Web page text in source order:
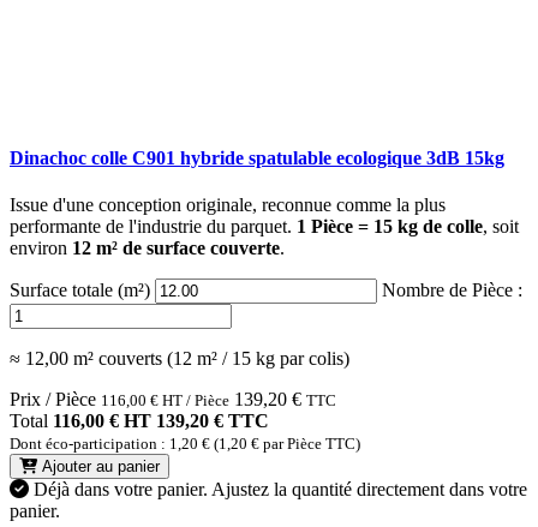
Dinachoc colle C901 hybride spatulable ecologique 3dB 15kg
Issue d'une conception originale, reconnue comme la plus
performante de l'industrie du parquet. 1 Pièce = 15 kg de colle, soit
environ 12 m² de surface couverte.
Surface totale (m²) Nombre de Pièce :
≈ 12,00 m² couverts (12 m² / 15 kg par colis)
Prix / Pièce 116,00 € HT / Pièce 139,20 € TTC
Total 116,00 € HT 139,20 € TTC
Dont éco-participation : 1,20 € (1,20 € par Pièce TTC)
Ajouter au panier
Déjà dans votre panier. Ajustez la quantité directement dans votre
panier.